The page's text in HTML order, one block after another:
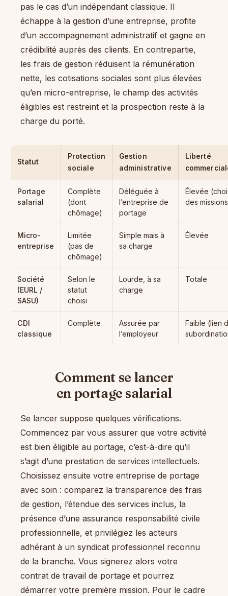
pas le cas d’un indépendant classique. Il
échappe à la gestion d’une entreprise, profite
d’un accompagnement administratif et gagne en
crédibilité auprès des clients. En contrepartie,
les frais de gestion réduisent la rémunération
nette, les cotisations sociales sont plus élevées
qu’en micro-entreprise, le champ des activités
éligibles est restreint et la prospection reste à la
charge du porté.
Statut
Protection
sociale
Gestion
administrative
Liberté
Portage
salarial
Complète
(dont
chômage)
Déléguée à
l’entreprise de
portage
Élevée
des
Micro-
entreprise
Limitée
(pas de
chômage)
Simple mais à
sa charge
Élevée
Société
(EURL /
SASU)
Selon le
statut
choisi
Lourde, à sa
charge
Totale
CDI
classique
Complète
Assurée par
l’employeur
Faible (lien
Comment se lancer
en portage salarial
Se lancer suppose quelques vérifications.
Commencez par vous assurer que votre activité
est bien éligible au portage, c’est-à-dire qu’il
s’agit d’une prestation de services intellectuels.
Choisissez ensuite votre entreprise de portage
avec soin : comparez la transparence des frais
de gestion, l’étendue des services inclus, la
présence d’une assurance responsabilité civile
professionnelle, et privilégiez les acteurs
adhérant à un syndicat professionnel reconnu
de la branche. Vous signerez alors votre
contrat de travail de portage et pourrez
démarrer votre première mission. Pour le cadre